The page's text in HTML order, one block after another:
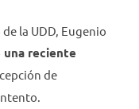
la UDD, Eugenio
una reciente
de